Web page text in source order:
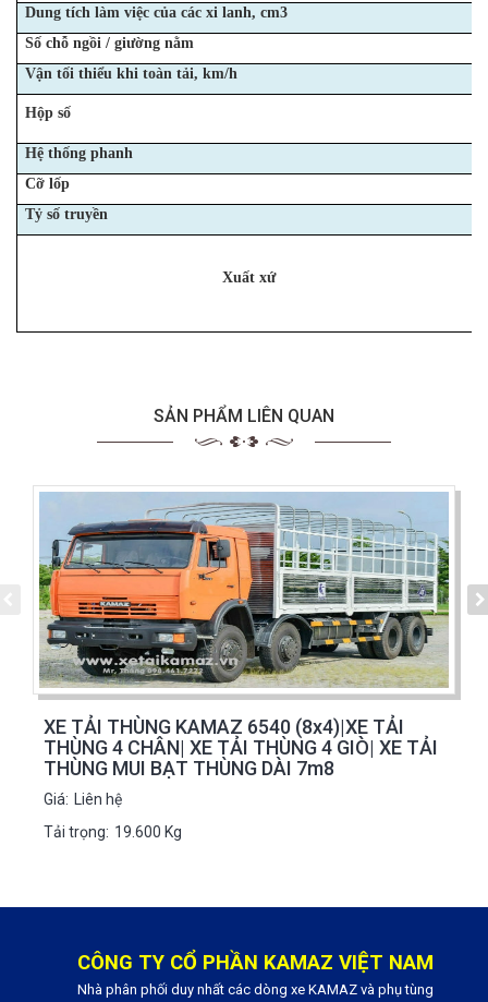
Dung tích làm việc của các xi lanh, cm3
Số chỗ ngồi / giường nằm
Vận tối thiểu khi toàn tải, km/h
Hộp số
Hệ thống phanh
Cỡ lốp
Tỷ số truyền
Xuất xứ
SẢN PHẨM LIÊN QUAN
XE TẢI THÙNG KAMAZ 6540 (8x4)|XE TẢI
THÙNG 4 CHÂN| XE TẢI THÙNG 4 GIÒ| XE TẢI
THÙNG MUI BẠT THÙNG DÀI 7m8
Giá: Liên hệ
Tải trọng: 19.600 Kg
CÔNG TY CỔ PHẦN KAMAZ VIỆT NAM
Nhà phân phối duy nhất các dòng xe KAMAZ và phụ tùng